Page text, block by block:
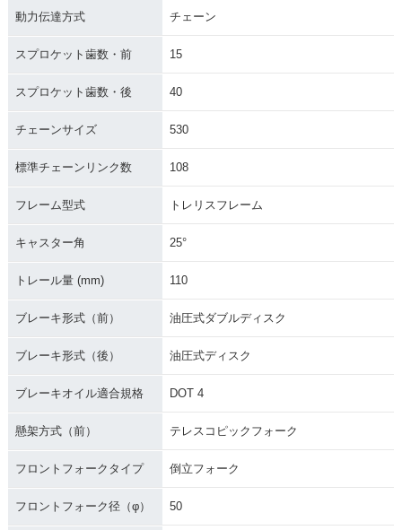
動力伝達方式 チェーン
スプロケット歯数・前 15
スプロケット歯数・後 40
チェーンサイズ 530
標準チェーンリンク数 108
フレーム型式 トレリスフレーム
キャスター角 25°
トレール量 (mm) 110
ブレーキ形式（前） 油圧式ダブルディスク
ブレーキ形式（後） 油圧式ディスク
ブレーキオイル適合規格 DOT 4
懸架方式（前） テレスコピックフォーク
フロントフォークタイプ 倒立フォーク
フロントフォーク径（φ） 50